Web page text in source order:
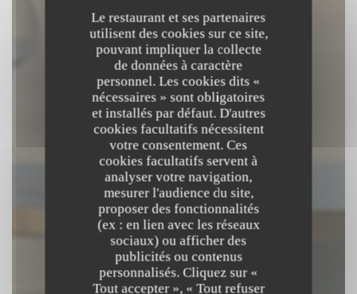
Le restaurant et ses partenaires
utilisent des cookies sur ce site,
pouvant impliquer la collecte
de données à caractère
personnel. Les cookies dits «
nécessaires » sont obligatoires
et installés par défaut. D'autres
cookies facultatifs nécessitent
votre consentement. Ces
cookies facultatifs servent à
analyser votre navigation,
mesurer l'audience du site,
proposer des fonctionnalités
(ex : en lien avec les réseaux
sociaux) ou afficher des
publicités ou contenus
personnalisés. Cliquez sur «
Tout accepter », « Tout refuser
L'OPALE
RESTAURANT